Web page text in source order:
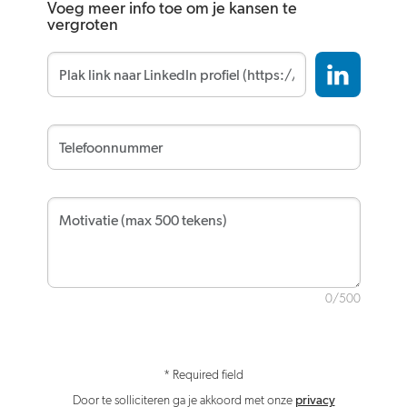
Voeg meer info toe om je kansen te
vergroten
0/500
* Required field
Door te solliciteren ga je akkoord met onze privacy